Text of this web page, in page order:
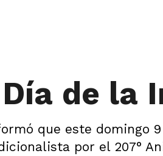
de la
que este domingo
por el 207°